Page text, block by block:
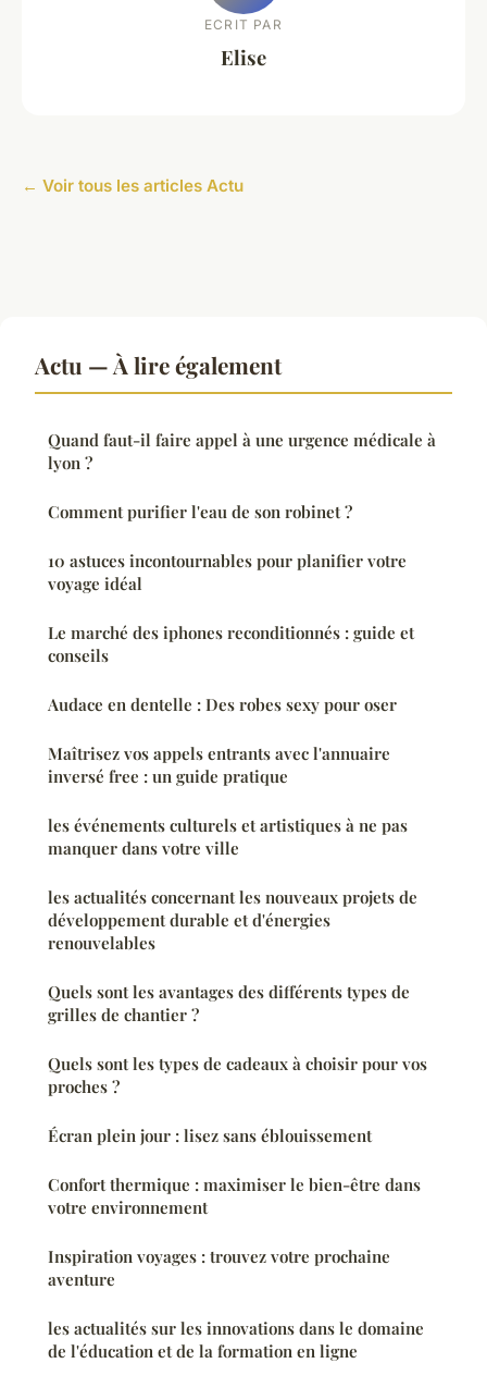
ECRIT PAR
Elise
← Voir tous les articles Actu
Actu — À lire également
Quand faut-il faire appel à une urgence médicale à
lyon ?
Comment purifier l'eau de son robinet ?
10 astuces incontournables pour planifier votre
voyage idéal
Le marché des iphones reconditionnés : guide et
conseils
Audace en dentelle : Des robes sexy pour oser
Maîtrisez vos appels entrants avec l'annuaire
inversé free : un guide pratique
les événements culturels et artistiques à ne pas
manquer dans votre ville
les actualités concernant les nouveaux projets de
développement durable et d'énergies
renouvelables
Quels sont les avantages des différents types de
grilles de chantier ?
Quels sont les types de cadeaux à choisir pour vos
proches ?
Écran plein jour : lisez sans éblouissement
Confort thermique : maximiser le bien-être dans
votre environnement
Inspiration voyages : trouvez votre prochaine
aventure
les actualités sur les innovations dans le domaine
de l'éducation et de la formation en ligne